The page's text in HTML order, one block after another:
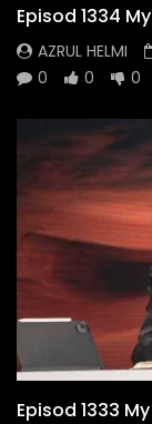
Episod 1334
AZRUL HELMI
0
0 0
Episod 1333